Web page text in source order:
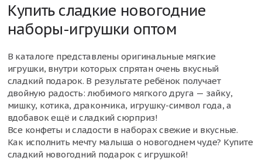
Купить сладкие новогодние
наборы-игрушки оптом
В каталоге представлены оригинальные мягкие
игрушки, внутри которых спрятан очень вкусный
сладкий подарок. В результате ребёнок получает
двойную радость: любимого мягкого друга — зайку,
мишку, котика, дракончика, игрушку-символ года, а
вдобавок ещё и сладкий сюрприз!
Все конфеты и сладости в наборах свежие и вкусные.
Как исполнить мечту малыша о новогоднем чуде? Купите
сладкий новогодний подарок с игрушкой!